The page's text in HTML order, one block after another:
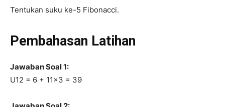
Tentukan suku ke-5 Fibonacci.
Pembahasan Latihan
Jawaban Soal 1:
U12 = 6 + 11×3 = 39